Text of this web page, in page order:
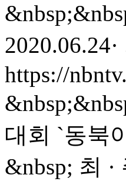
https://
대회 `동북
&nbsp; 최